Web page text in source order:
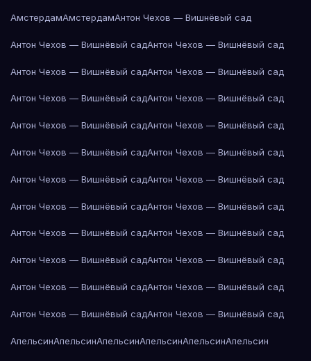
АмстердамАмстердамАнтон Чехов — Вишнёвый сад
Антон Чехов — Вишнёвый садАнтон Чехов — Вишнёвый сад
Антон Чехов — Вишнёвый садАнтон Чехов — Вишнёвый сад
Антон Чехов — Вишнёвый садАнтон Чехов — Вишнёвый сад
Антон Чехов — Вишнёвый садАнтон Чехов — Вишнёвый сад
Антон Чехов — Вишнёвый садАнтон Чехов — Вишнёвый сад
Антон Чехов — Вишнёвый садАнтон Чехов — Вишнёвый сад
Антон Чехов — Вишнёвый садАнтон Чехов — Вишнёвый сад
Антон Чехов — Вишнёвый садАнтон Чехов — Вишнёвый сад
Антон Чехов — Вишнёвый садАнтон Чехов — Вишнёвый сад
Антон Чехов — Вишнёвый садАнтон Чехов — Вишнёвый сад
Антон Чехов — Вишнёвый садАнтон Чехов — Вишнёвый сад
АпельсинАпельсинАпельсинАпельсинАпельсинАпельсин